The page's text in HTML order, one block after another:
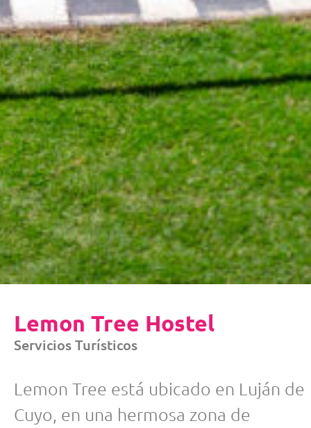
Lemon Tree Hostel
Servicios Turísticos
Lemon Tree está ubicado en Luján de
Cuyo, en una hermosa zona de